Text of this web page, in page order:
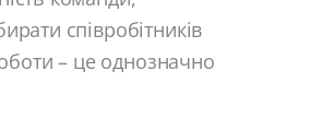
співробітників
– це однозначно